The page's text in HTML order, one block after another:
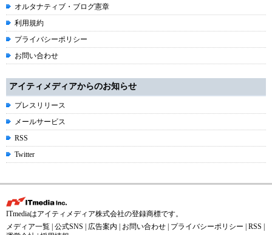
オルタナティブ・ブログ憲章
利用規約
プライバシーポリシー
お問い合わせ
アイティメディアからのお知らせ
プレスリリース
メールサービス
RSS
Twitter
ITmediaはアイティメディア株式会社の登録商標です。
メディア一覧 公式SNS 広告案内 お問い合わせ プライバシーポリシー RSS